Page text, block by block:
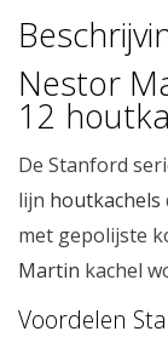
Nestor
12
De Stanford
lijn houtkachels
met gepolijste
Martin kachel
Voordelen